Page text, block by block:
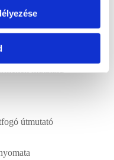
előre
akciós termékek
útmutató